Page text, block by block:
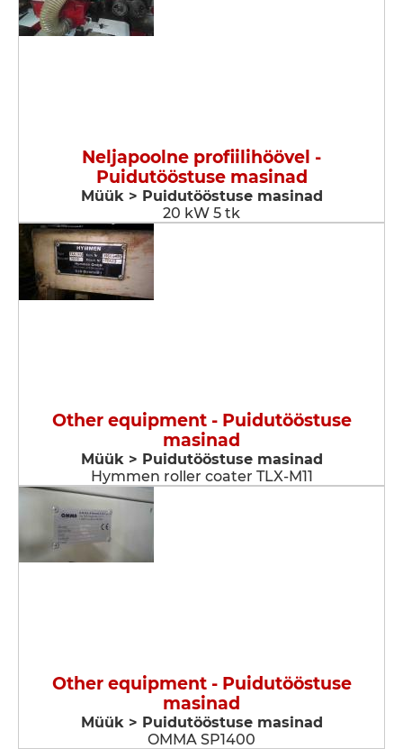
Neljapoolne profiilihöövel -
Puidutööstuse masinad
Müük > Puidutööstuse masinad
20 kW 5 tk
Other equipment - Puidutööstuse
masinad
Müük > Puidutööstuse masinad
Hymmen roller coater TLX-M11
Other equipment - Puidutööstuse
masinad
Müük > Puidutööstuse masinad
OMMA SP1400